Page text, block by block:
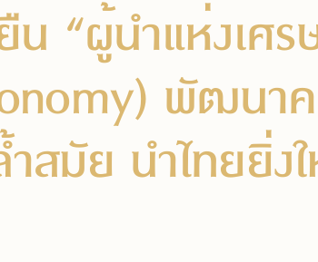
“ผู้นำแห่งเศร
พัฒนา
สมัย นำไทยยิ่